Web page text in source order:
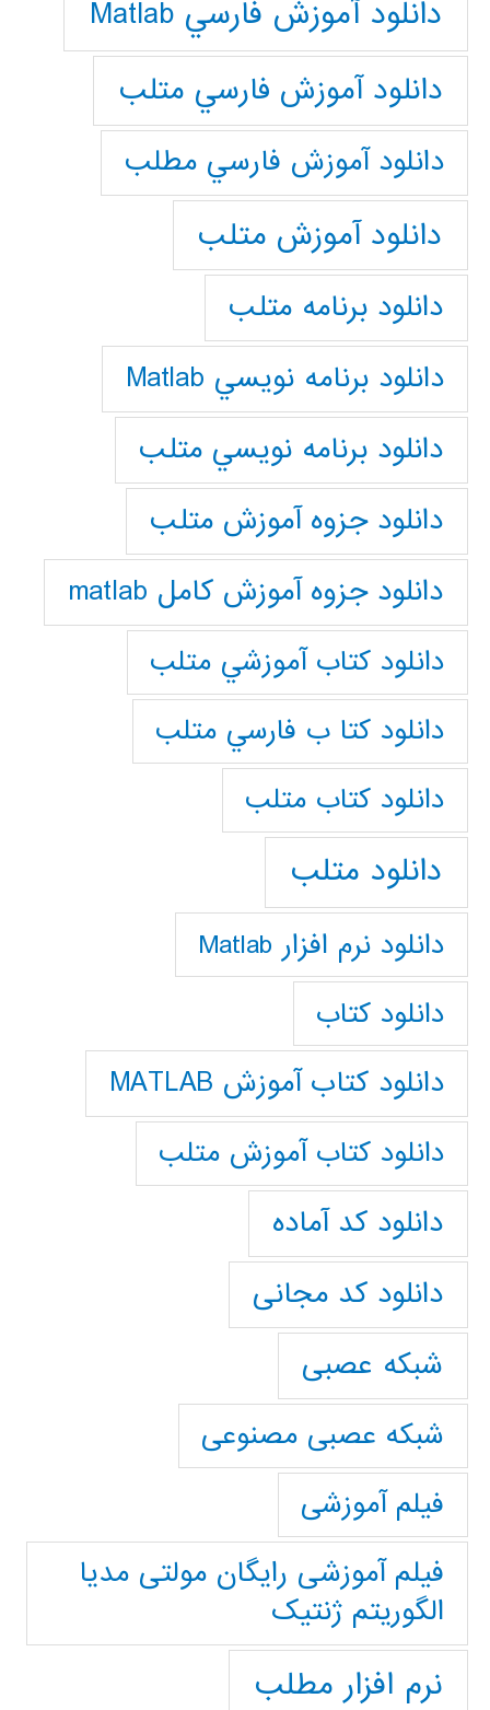
دانلود آموزش فارسي Matlab
دانلود آموزش فارسي متلب
دانلود آموزش فارسي مطلب
دانلود آموزش متلب
دانلود برنامه متلب
دانلود برنامه نويسي Matlab
دانلود برنامه نويسي متلب
دانلود جزوه آموزش متلب
دانلود جزوه آموزش کامل matlab
دانلود كتاب آموزشي متلب
دانلود كتا ب فارسي متلب
دانلود كتاب متلب
دانلود متلب
دانلود نرم افزار Matlab
دانلود کتاب
دانلود کتاب آموزش MATLAB
دانلود کتاب آموزش متلب
دانلود کد آماده
دانلود کد مجانی
شبکه عصبی
شبکه عصبی مصنوعی
فیلم آموزشی
فیلم آموزشی رایگان مولتی مدیا
الگوریتم ژنتیک
نرم افزار مطلب